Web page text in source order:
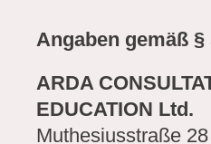
Angaben gemäß §
ARDA
EDUCATION Ltd.
Muthesiusstraße 28